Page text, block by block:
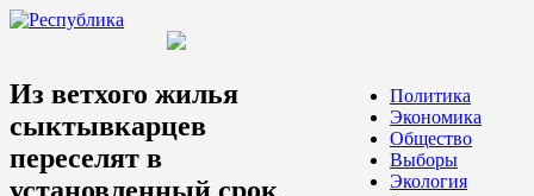
Политика
Экономика
Общество
Выборы
Экология
Из ветхого жилья
сыктывкарцев
переселят в